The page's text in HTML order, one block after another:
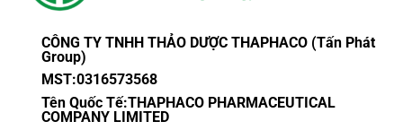
CÔNG TY TNHH THẢO DƯỢC THAPHACO (Tấn Phát
Group)
MST:0316573568
Tên Quốc Tế:THAPHACO PHARMACEUTICAL
COMPANY LIMITED